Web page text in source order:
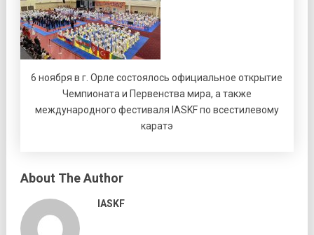
6 ноября в г. Орле состоялось официальное открытие
Чемпионата и Первенства мира, а также
международного фестиваля IASKF по всестилевому
каратэ
About The Author
IASKF